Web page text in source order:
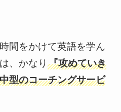
間をかけて英語を学ん
、かなり 『攻めていき
型のコーチングサービ